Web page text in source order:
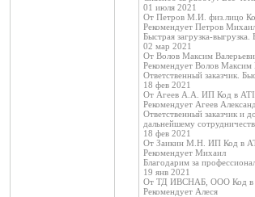
01 июля 2021
От Петров М.И. физ.лицо
Рекомендует Петров
Быстрая загрузка-
02 мар 2021
От Волов Максим
Рекомендует Волов Максим
Ответственный заказчик.
18 фев 2021
От Агеев А.А. ИП Код в
Рекомендует Агеев
Ответственный заказчик
дальнейшему
18 фев 2021
От Заикин М.Н. ИП Код в
Рекомендует Михаил
Благодарим за
19 янв 2021
От ТД ИВСНАБ, ООО Код в
Рекомендует Алеся